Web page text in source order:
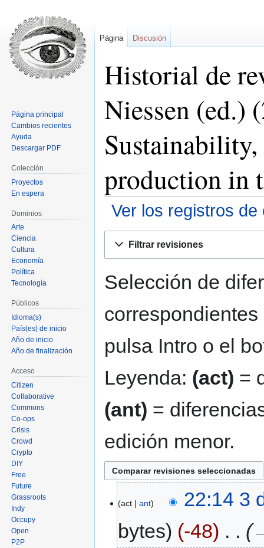
Historial de
Niessen (ed.)
Sustainability,
production in
Ver los registros de
navegación
búsqueda
Filtrar revisiones
Selección de
pulsa Intro o el
Leyenda: (act) =
(ant) =
edición menor.
act ant
22:14 3
bytes
-48
Página Discusión
Página principal
Cambios recientes
Ayuda
Descargar PDF
Colección
Proyectos
En espera
Dominios
Arte
Ciencia
Cultura
Economía
Política
Tecnología
Públicos
Idioma(s)
País(es) de inicio
Año de inicio
Año de finalización
Acceso
Citizen
Collaborative
Commons
Co-ops
Crisis
Crowd
Crypto
DIY
Free
Future
Grassroots
Indy
Occupy
Open
P2P